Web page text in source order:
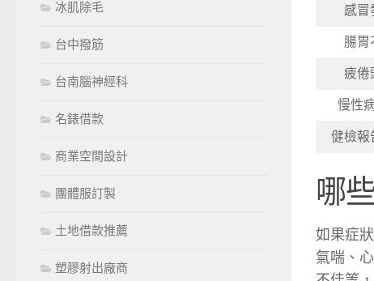
感冒
腸胃
疲倦
慢性
健檢報
哪
如果症
氣喘、
冰肌除毛
台中撥筋
台南腦神經科
名錶借款
商業空間設計
團體服訂製
土地借款推薦
塑膠射出廠商